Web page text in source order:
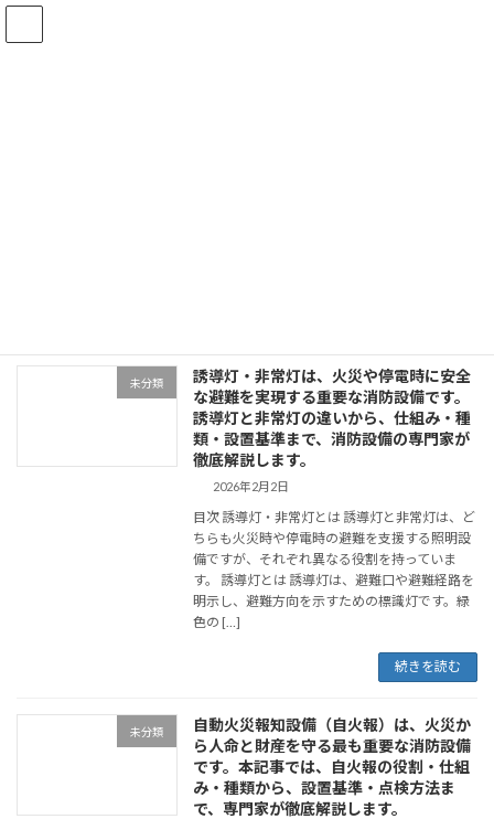
コ
ナ
未分類
誘導灯・非常灯は、火災や停電時に安全
な避難を実現する重要な消防設備です。
誘導灯と非常灯の違いから、仕組み・種
類・設置基準まで、消防設備の専門家が
徹底解説します。
2026年2月2日
目次 誘導灯・非常灯とは 誘導灯と非常灯は、ど
ちらも火災時や停電時の避難を支援する照明設
備ですが、それぞれ異なる役割を持っていま
す。 誘導灯とは 誘導灯は、避難口や避難経路を
明示し、避難方向を示すための標識灯です。緑
色の […]
続きを読む
未分類
自動火災報知設備（自火報）は、火災か
ら人命と財産を守る最も重要な消防設備
です。本記事では、自火報の役割・仕組
み・種類から、設置基準・点検方法ま
で、専門家が徹底解説します。